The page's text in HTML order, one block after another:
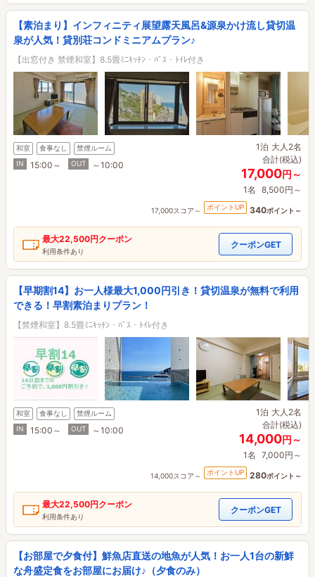
【素泊まり】インフィニティ展望露天風呂&源泉かけ流し貸切温
泉が人気！貸別荘コンドミニアムプラン♪
【出窓付き 禁煙和室】8.5畳ﾐﾆｷｯﾁﾝ・ﾊﾞｽ・ﾄｲﾚ付き
和室 食事なし
禁煙ルーム
IN
15:00～ OUT ～10:00
1泊 大人2名
合計(税込)
17,000円～
1名 8,500円～
17,000スコア～ ポイントUP 340ポイント～
最大22,500円クーポン
利用条件あり
クーポンGET
【早期割14】お一人様最大1,000円引き！貸切温泉が無料で利用
できる！早割素泊まりプラン！
【禁煙和室】8.5畳ﾐﾆｷｯﾁﾝ・ﾊﾞｽ・ﾄｲﾚ付き
和室 食事なし
禁煙ルーム
IN
15:00～ OUT ～10:00
1泊 大人2名
合計(税込)
14,000円～
1名 7,000円～
14,000スコア～ ポイントUP 280ポイント～
最大22,500円クーポン
利用条件あり
クーポンGET
【お部屋で夕食付】鮮魚店直送の地魚が人気！お一人1台の新鮮
な舟盛定食をお部屋にお届け♪（夕食のみ）